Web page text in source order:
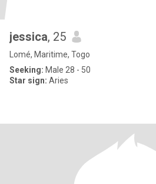
jessica, 25
Lomé, Maritime, Togo
Seeking: Male 28 - 50
Star sign: Aries